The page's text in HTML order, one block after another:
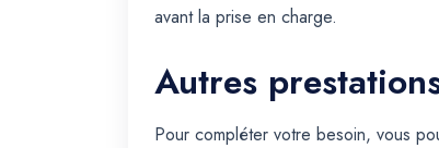
avant la prise en charge.
Autres
Pour compléter votre besoin, vous